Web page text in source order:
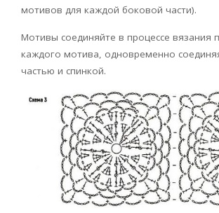
мотивов для каждой боковой части).
Мотивы соединяйте в процессе вязания
каждого мотива, одновременно
частью и спинкой.